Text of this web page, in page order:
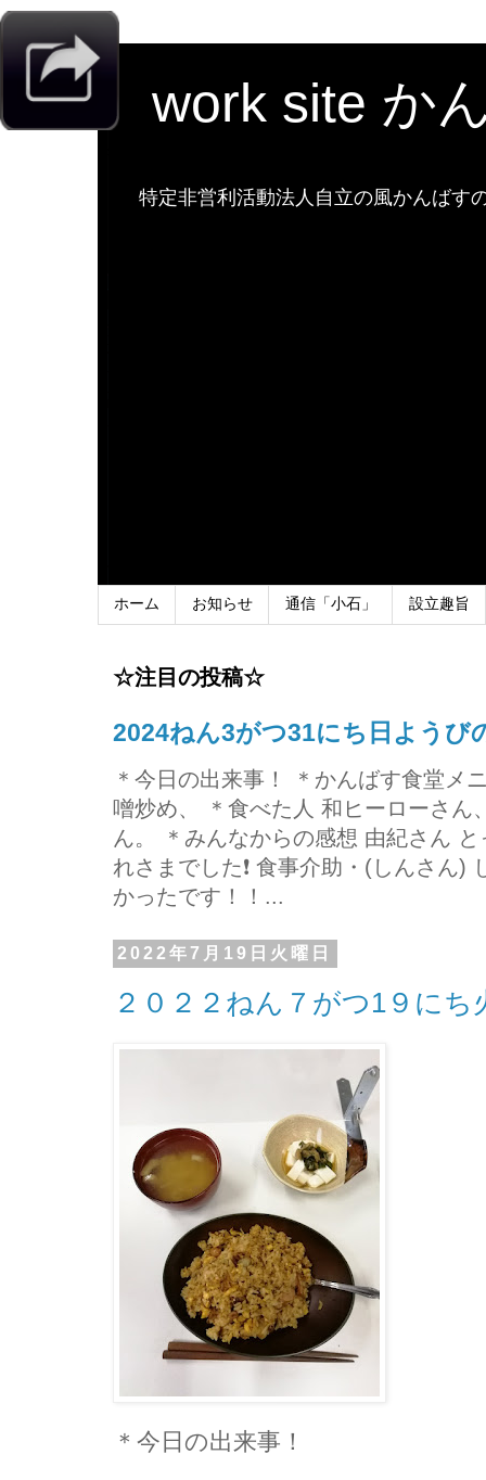
work site か
特定非営利活動法人自立の風かんばす
ホーム お知らせ 通信「小石」 設立趣旨
☆注目の投稿☆
2024ねん3がつ31にち日ようび
＊今日の出来事！ ＊かんばす食堂メ
噌炒め、 ＊食べた人 和ヒーローさん
ん。 ＊みんなからの感想 由紀さん
れさまでした❗ 食事介助・(しんさん)
かったです！！...
2022年7月19日火曜日
２０２２ねん７がつ1９に
＊今日の出来事！